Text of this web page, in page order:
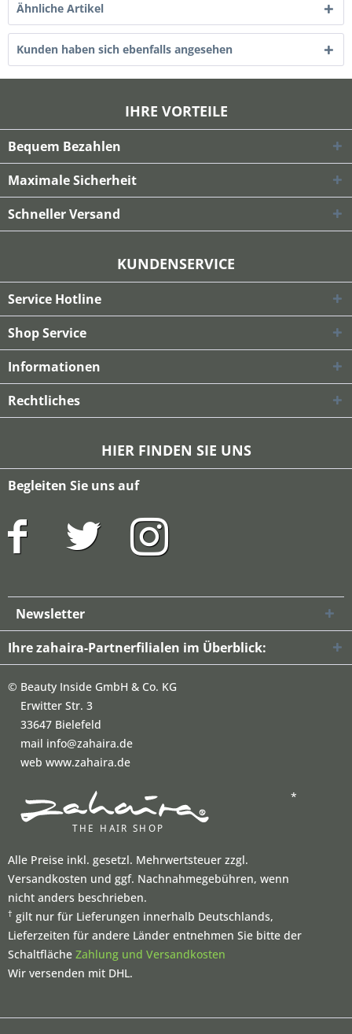
Ähnliche Artikel
Kunden haben sich ebenfalls angesehen
IHRE VORTEILE
Bequem Bezahlen
Maximale Sicherheit
Schneller Versand
KUNDENSERVICE
Service Hotline
Shop Service
Informationen
Rechtliches
HIER FINDEN SIE UNS
Begleiten Sie uns auf
Newsletter
Ihre zahaira-Partnerfilialen im Überblick:
© Beauty Inside GmbH & Co. KG
Erwitter Str. 3
33647 Bielefeld
mail info@zahaira.de
web www.zahaira.de
*
Alle Preise inkl. gesetzl. Mehrwertsteuer zzgl.
Versandkosten und ggf. Nachnahmegebühren, wenn
nicht anders beschrieben.
† gilt nur für Lieferungen innerhalb Deutschlands,
Lieferzeiten für andere Länder entnehmen Sie bitte der
Schaltfläche Zahlung und Versandkosten
Wir versenden mit DHL.